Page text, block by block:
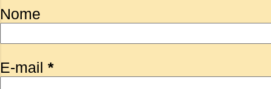
Nome
E-mail *